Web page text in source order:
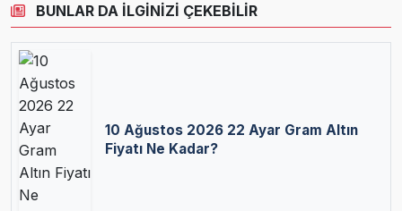
BUNLAR DA İLGİNİZİ ÇEKEBİLİR
10 Ağustos 2026 22 Ayar Gram Altın
Fiyatı Ne Kadar?